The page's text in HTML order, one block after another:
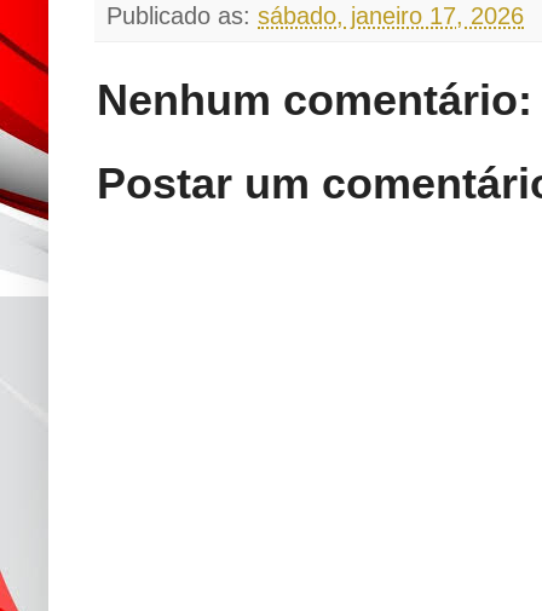
Publicado as: sábado, janeiro 17, 2026
Nenhum comentário:
Postar um